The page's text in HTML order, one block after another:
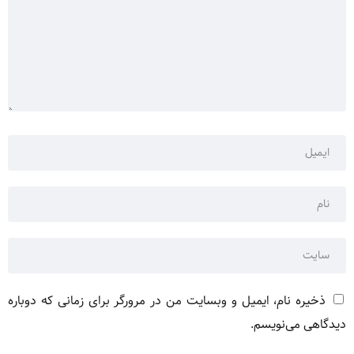
ذخیره نام، ایمیل و وبسایت من در مرورگر برای زمانی که دوباره
دیدگاهی می‌نویسم.